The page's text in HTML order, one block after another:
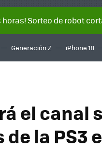
horas! Sorteo de robot
Generación Z iPhone 18
el canal
la PS3